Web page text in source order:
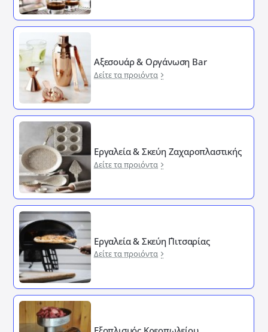
Αξεσουάρ & Οργάνωση Bar
Δείτε τα προιόντα
Εργαλεία & Σκεύη Ζαχαροπλαστικής
Δείτε τα προιόντα
Εργαλεία & Σκεύη ΄Πιτσαρίας
Δείτε τα προιόντα